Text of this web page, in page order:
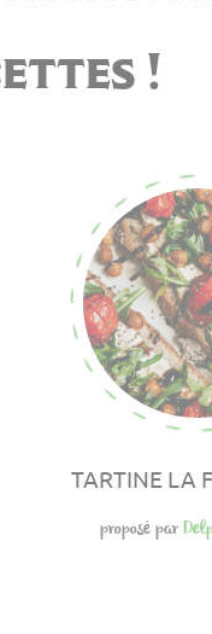
!
TARTINE LA
proposé par